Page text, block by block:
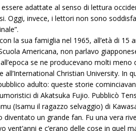
adattate al senso di lettura
Oggi, invece, i lettori non sono
la sua famiglia nel 1965, all’età di
Americana, non parlavo
se ne producevano molti
all’International Christian University.
adulto: queste storie
di Akatsuka Fujio. Pubblicò
(Isamu il ragazzo selvaggio) di
diventato un grande fan. Fu una vera
vent’anni e c’erano delle cose in